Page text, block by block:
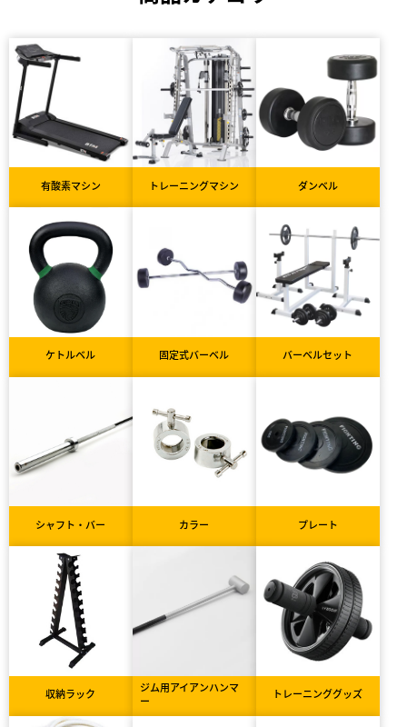
有酸素マシン トレーニングマシン ダンベル
ケトルベル 固定式バーベル バーベルセット
シャフト・バー カラー プレート
収納ラック
ジム用アイアンハンマ
ー
トレーニンググッズ